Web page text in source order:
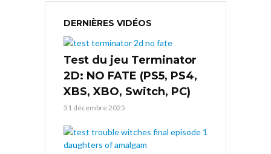
DERNIÈRES VIDÉOS
Test du jeu Terminator
2D: NO FATE (PS5, PS4,
XBS, XBO, Switch, PC)
31 décembre 2025